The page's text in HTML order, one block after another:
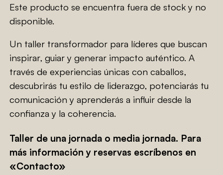
Este producto se encuentra fuera de stock y no
disponible.
Un taller transformador para líderes que buscan
inspirar, guiar y generar impacto auténtico. A
través de experiencias únicas con caballos,
descubrirás tu estilo de liderazgo, potenciarás tu
comunicación y aprenderás a influir desde la
confianza y la coherencia.
Taller de una jornada o media jornada. Para
más información y reservas escríbenos en
«Contacto»